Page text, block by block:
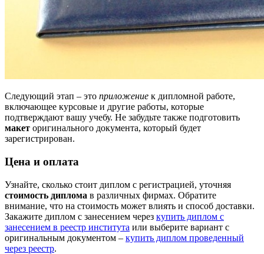
Следующий этап – это приложение к дипломной работе,
включающее курсовые и другие работы, которые
подтверждают вашу учебу. Не забудьте также подготовить
макет оригинального документа, который будет
зарегистрирован.
Цена и оплата
Узнайте, сколько стоит диплом с регистрацией, уточняя
стоимость диплома в различных фирмах. Обратите
внимание, что на стоимость может влиять и способ доставки.
Закажите диплом с занесением через купить диплом с
занесением в реестр института или выберите вариант с
оригинальным документом – купить диплом проведенный
через реестр.